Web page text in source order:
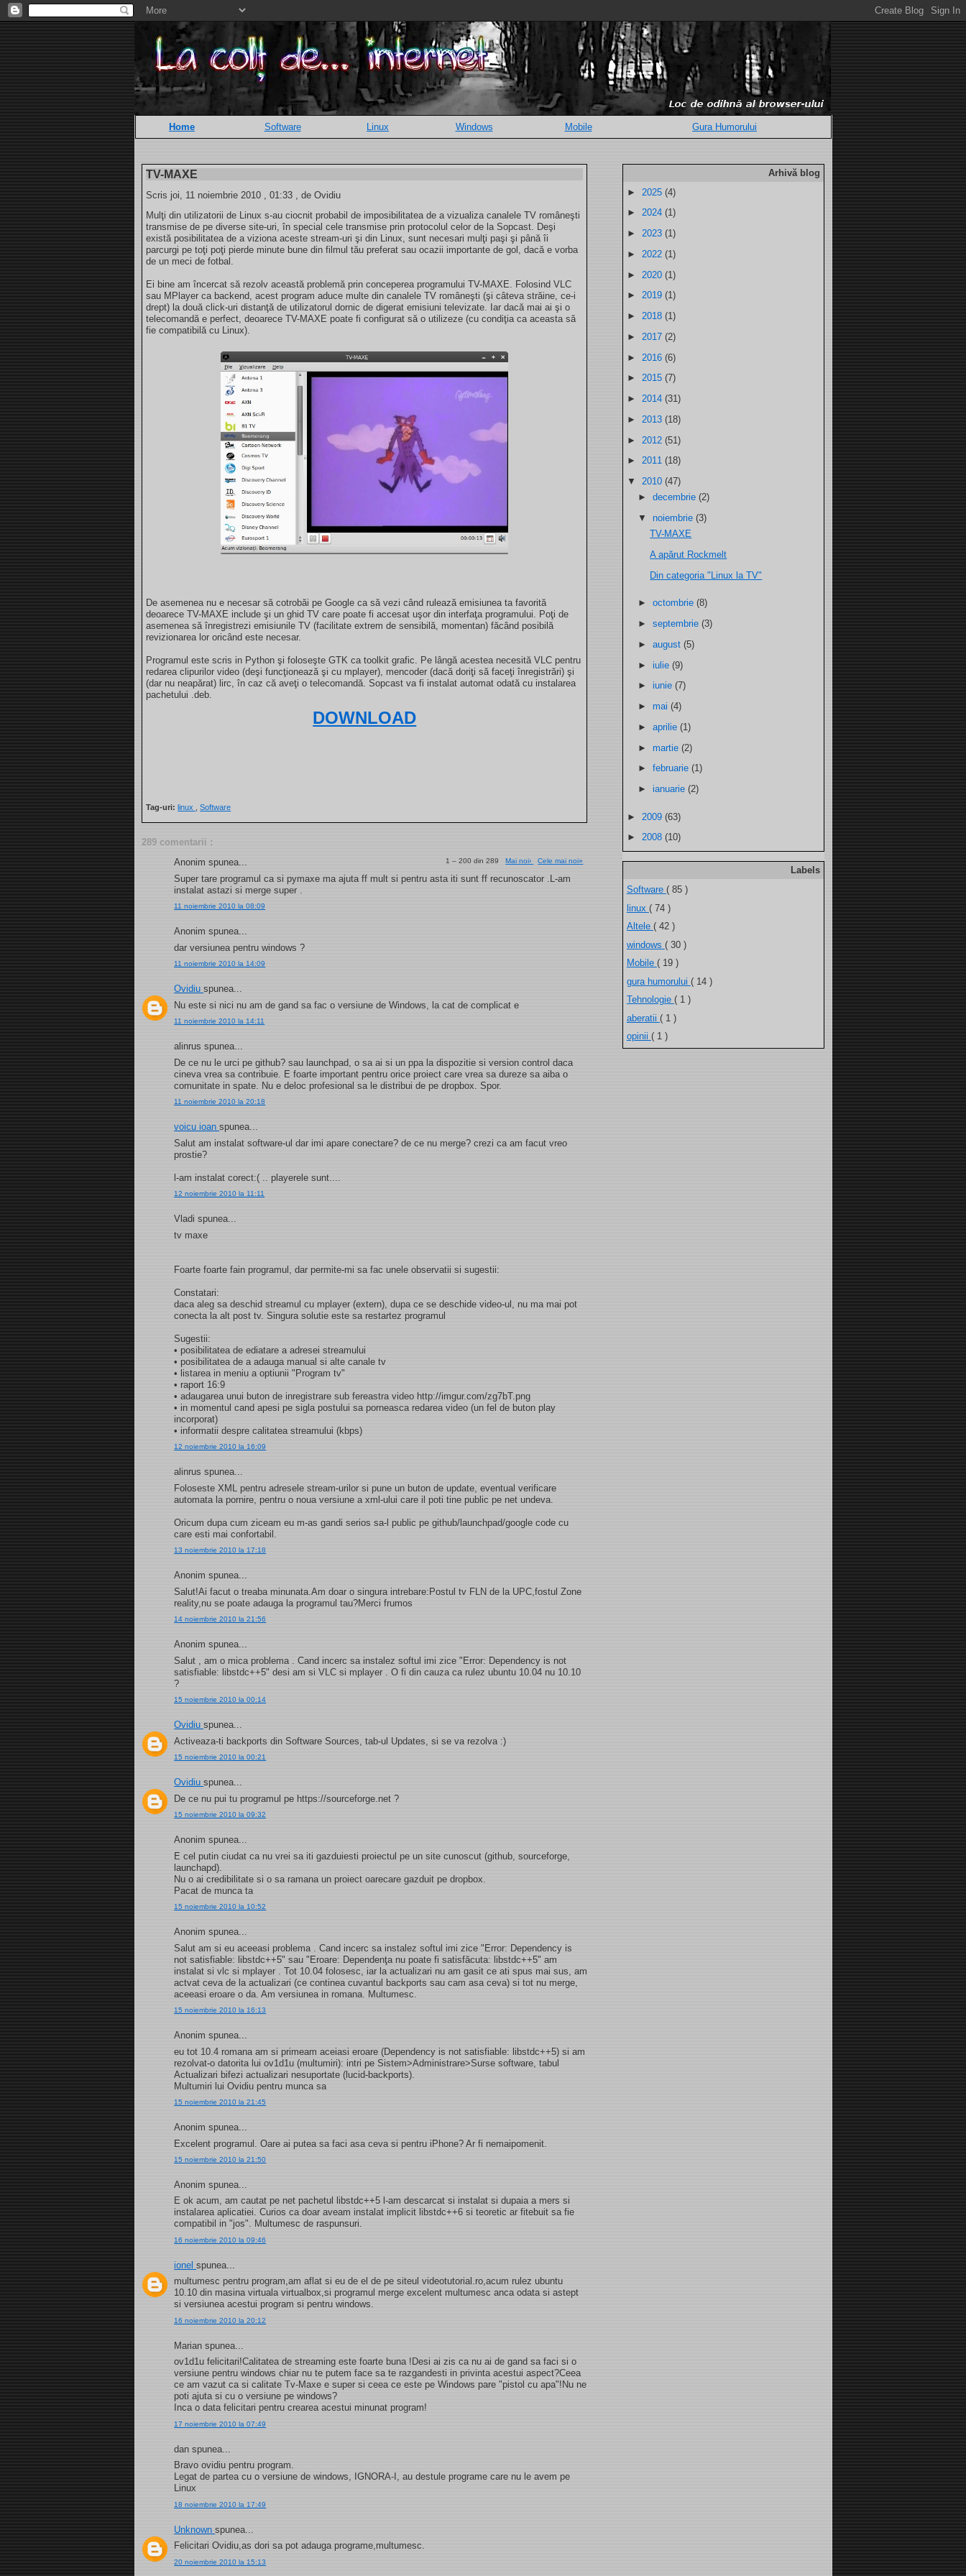
Home Software Linux Windows Mobile Gura Humorului
TV-MAXE
Scris joi, 11 noiembrie 2010 , 01:33 , de Ovidiu
Mulţi din utilizatorii de Linux s-au ciocnit probabil de imposibilitatea de a vizualiza canalele TV româneşti
transmise de pe diverse site-uri, în special cele transmise prin protocolul celor de la Sopcast. Deşi
există posibilitatea de a viziona aceste stream-uri şi din Linux, sunt necesari mulţi paşi şi până îi
parcurgi pe toţi poţi pierde minute bune din filmul tău preferat sau ocazii importante de gol, dacă e vorba
de un meci de fotbal.
Ei bine am încercat să rezolv această problemă prin conceperea programului TV-MAXE. Folosind VLC
sau MPlayer ca backend, acest program aduce multe din canalele TV româneşti (şi câteva străine, ce-i
drept) la două click-uri distanţă de utilizatorul dornic de digerat emisiuni televizate. Iar dacă mai ai şi o
telecomandă e perfect, deoarece TV-MAXE poate fi configurat să o utilizeze (cu condiţia ca aceasta să
fie compatibilă cu Linux).
De asemenea nu e necesar să cotrobăi pe Google ca să vezi când rulează emisiunea ta favorită
deoarece TV-MAXE include şi un ghid TV care poate fi accesat uşor din interfaţa programului. Poţi de
asemenea să înregistrezi emisiunile TV (facilitate extrem de sensibilă, momentan) făcând posibilă
revizionarea lor oricând este necesar.
Programul este scris in Python şi foloseşte GTK ca toolkit grafic. Pe lângă acestea necesită VLC pentru
redarea clipurilor video (deşi funcţionează şi cu mplayer), mencoder (dacă doriţi să faceţi înregistrări) şi
(dar nu neapărat) lirc, în caz că aveţi o telecomandă. Sopcast va fi instalat automat odată cu instalarea
pachetului .deb.
DOWNLOAD
Tag-uri: linux ,Software
289 comentarii :
1 – 200 din 289Mai noi› Cele mai noi»
Anonim spunea...
Super tare programul ca si pymaxe ma ajuta ff mult si pentru asta iti sunt ff recunoscator .L-am
instalat astazi si merge super .
11 noiembrie 2010 la 08:09
Anonim spunea...
dar versiunea pentru windows ?
11 noiembrie 2010 la 14:09
Ovidiuspunea...
Nu este si nici nu am de gand sa fac o versiune de Windows, la cat de complicat e
11 noiembrie 2010 la 14:11
alinrus spunea...
De ce nu le urci pe github? sau launchpad, o sa ai si un ppa la dispozitie si version control daca
cineva vrea sa contribuie. E foarte important pentru orice proiect care vrea sa dureze sa aiba o
comunitate in spate. Nu e deloc profesional sa le distribui de pe dropbox. Spor.
11 noiembrie 2010 la 20:18
voicu ioanspunea...
Salut am instalat software-ul dar imi apare conectare? de ce nu merge? crezi ca am facut vreo
prostie?
l-am instalat corect:( .. playerele sunt....
12 noiembrie 2010 la 11:11
Vladi spunea...
tv maxe
Foarte foarte fain programul, dar permite-mi sa fac unele observatii si sugestii:
Constatari:
daca aleg sa deschid streamul cu mplayer (extern), dupa ce se deschide video-ul, nu ma mai pot
conecta la alt post tv. Singura solutie este sa restartez programul
Sugestii:
• posibilitatea de ediatare a adresei streamului
• posibilitatea de a adauga manual si alte canale tv
• listarea in meniu a optiunii "Program tv"
• raport 16:9
• adaugarea unui buton de inregistrare sub fereastra video http://imgur.com/zg7bT.png
• in momentul cand apesi pe sigla postului sa porneasca redarea video (un fel de buton play
incorporat)
• informatii despre calitatea streamului (kbps)
12 noiembrie 2010 la 16:09
alinrus spunea...
Foloseste XML pentru adresele stream-urilor si pune un buton de update, eventual verificare
automata la pornire, pentru o noua versiune a xml-ului care il poti tine public pe net undeva.
Oricum dupa cum ziceam eu m-as gandi serios sa-l public pe github/launchpad/google code cu
care esti mai confortabil.
13 noiembrie 2010 la 17:18
Anonim spunea...
Salut!Ai facut o treaba minunata.Am doar o singura intrebare:Postul tv FLN de la UPC,fostul Zone
reality,nu se poate adauga la programul tau?Merci frumos
14 noiembrie 2010 la 21:56
Anonim spunea...
Salut , am o mica problema . Cand incerc sa instalez softul imi zice "Error: Dependency is not
satisfiable: libstdc++5" desi am si VLC si mplayer . O fi din cauza ca rulez ubuntu 10.04 nu 10.10
?
15 noiembrie 2010 la 00:14
Ovidiuspunea...
Activeaza-ti backports din Software Sources, tab-ul Updates, si se va rezolva :)
15 noiembrie 2010 la 00:21
Ovidiuspunea...
De ce nu pui tu programul pe https://sourceforge.net ?
15 noiembrie 2010 la 09:32
Anonim spunea...
E cel putin ciudat ca nu vrei sa iti gazduiesti proiectul pe un site cunoscut (github, sourceforge,
launchapd).
Nu o ai credibilitate si o sa ramana un proiect oarecare gazduit pe dropbox.
Pacat de munca ta
15 noiembrie 2010 la 10:52
Anonim spunea...
Salut am si eu aceeasi problema . Cand incerc sa instalez softul imi zice "Error: Dependency is
not satisfiable: libstdc++5" sau "Eroare: Dependenţa nu poate fi satisfăcuta: libstdc++5" am
instalat si vlc si mplayer . Tot 10.04 folosesc, iar la actualizari nu am gasit ce ati spus mai sus, am
actvat ceva de la actualizari (ce continea cuvantul backports sau cam asa ceva) si tot nu merge,
aceeasi eroare o da. Am versiunea in romana. Multumesc.
15 noiembrie 2010 la 16:13
Anonim spunea...
eu tot 10.4 romana am si primeam aceiasi eroare (Dependency is not satisfiable: libstdc++5) si am
rezolvat-o datorita lui ov1d1u (multumiri): intri pe Sistem>Administrare>Surse software, tabul
Actualizari bifezi actualizari nesuportate (lucid-backports).
Multumiri lui Ovidiu pentru munca sa
15 noiembrie 2010 la 21:45
Anonim spunea...
Excelent programul. Oare ai putea sa faci asa ceva si pentru iPhone? Ar fi nemaipomenit.
15 noiembrie 2010 la 21:50
Anonim spunea...
E ok acum, am cautat pe net pachetul libstdc++5 l-am descarcat si instalat si dupaia a mers si
instalarea aplicatiei. Curios ca doar aveam instalat implicit libstdc++6 si teoretic ar fitebuit sa fie
compatibil in "jos". Multumesc de raspunsuri.
16 noiembrie 2010 la 09:46
ionelspunea...
multumesc pentru program,am aflat si eu de el de pe siteul videotutorial.ro,acum rulez ubuntu
10.10 din masina virtuala virtualbox,si programul merge excelent multumesc anca odata si astept
si versiunea acestui program si pentru windows.
16 noiembrie 2010 la 20:12
Marian spunea...
ov1d1u felicitari!Calitatea de streaming este foarte buna !Desi ai zis ca nu ai de gand sa faci si o
versiune pentru windows chiar nu te putem face sa te razgandesti in privinta acestui aspect?Ceea
ce am vazut ca si calitate Tv-Maxe e super si ceea ce este pe Windows pare "pistol cu apa"!Nu ne
poti ajuta si cu o versiune pe windows?
Inca o data felicitari pentru crearea acestui minunat program!
17 noiembrie 2010 la 07:49
dan spunea...
Bravo ovidiu pentru program.
Legat de partea cu o versiune de windows, IGNORA-I, au destule programe care nu le avem pe
Linux
18 noiembrie 2010 la 17:49
Unknownspunea...
Felicitari Ovidiu,as dori sa pot adauga programe,multumesc.
20 noiembrie 2010 la 15:13
Arhivă blog
► 2025 (4)
► 2024 (1)
► 2023 (1)
► 2022 (1)
► 2020 (1)
► 2019 (1)
► 2018 (1)
► 2017 (2)
► 2016 (6)
► 2015 (7)
► 2014 (31)
► 2013 (18)
► 2012 (51)
► 2011 (18)
▼ 2010 (47)
►decembrie(2)
▼noiembrie(3)
TV-MAXE
A apărut Rockmelt
Din categoria "Linux la TV"
►octombrie(8)
►septembrie(3)
►august(5)
►iulie(9)
►iunie(7)
►mai(4)
►aprilie(1)
►martie(2)
►februarie(1)
►ianuarie(2)
► 2009 (63)
► 2008 (10)
Labels
Software ( 85 )
linux ( 74 )
Altele ( 42 )
windows ( 30 )
Mobile ( 19 )
gura humorului ( 14 )
Tehnologie ( 1 )
aberatii ( 1 )
opinii ( 1 )